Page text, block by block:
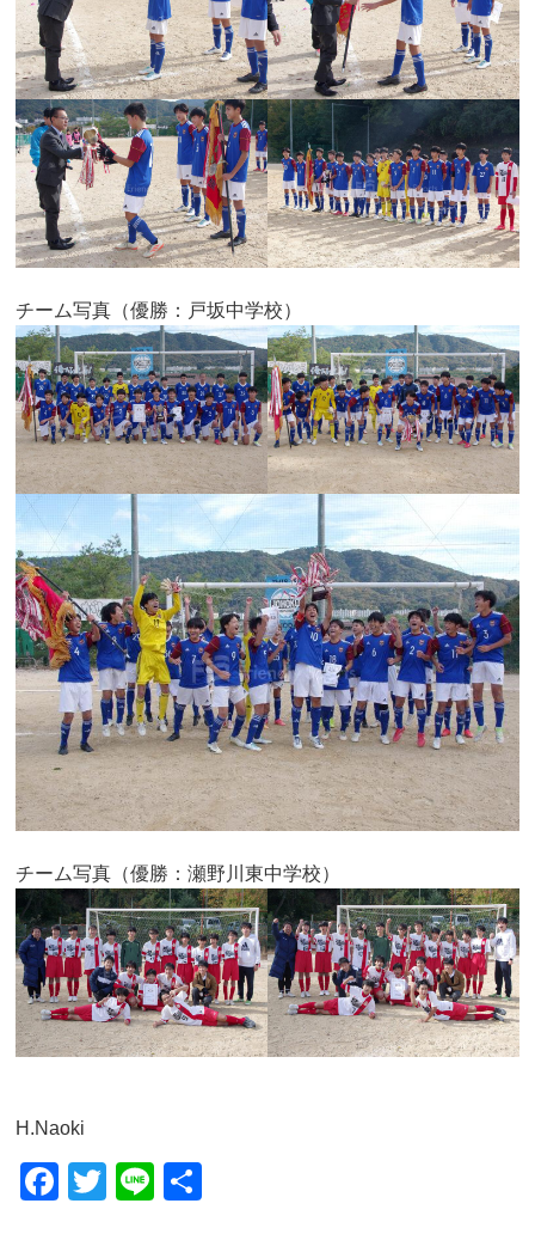
チーム写真（優勝：戸坂中学校）
チーム写真（優勝：瀬野川東中学校）
H.Naoki
F T Li 共